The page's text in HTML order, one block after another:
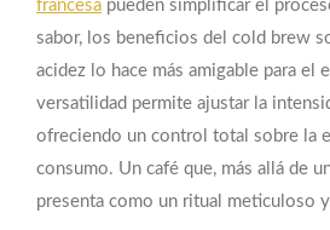
francesa pueden simplificar el
sabor, los beneficios del cold brew
acidez lo hace más amigable para el
versatilidad permite ajustar la
ofreciendo un control total sobre la
consumo. Un café que, más allá de
presenta como un ritual meticuloso